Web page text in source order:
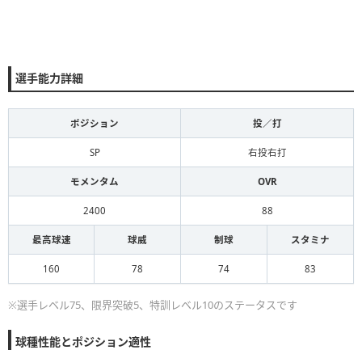
選手能力詳細
ポジション 投／打
SP 右投右打
モメンタム OVR
2400 88
最高球速 球威 制球 スタミナ
160 78 74 83
※選手レベル75、限界突破5、特訓レベル10のステータスです
球種性能とポジション適性